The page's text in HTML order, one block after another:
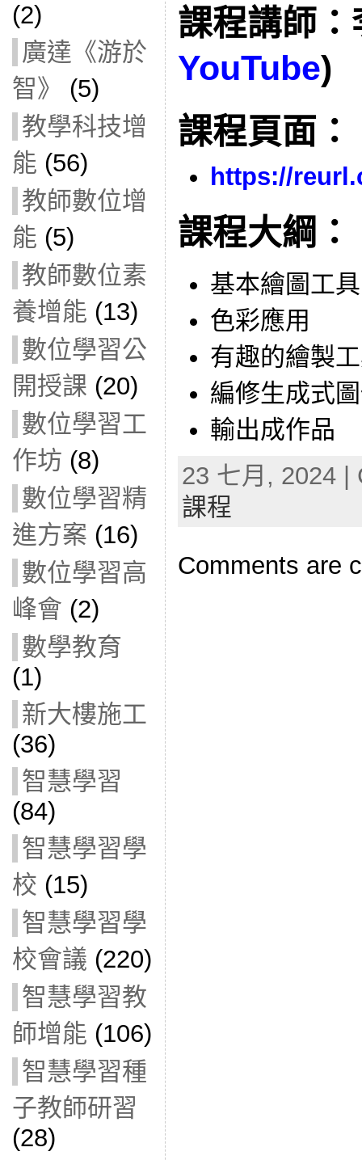
(2)
廣達《游於
智》
(5)
教學科技增
能 (56)
教師數位增
能 (5)
教師數位素
養增能 (13)
數位學習公
開授課 (20)
數位學習工
作坊 (8)
數位學習精
進方案 (16)
數位學習高
峰會 (2)
數學教育
(1)
新大樓施工
(36)
智慧學習
(84)
智慧學習學
校 (15)
智慧學習學
校會議 (220)
智慧學習教
師增能 (106)
智慧學習種
子教師研習
(28)
課程講師
YouTube)
課程頁面：
https://
課程大綱：
基本繪圖工具
色彩應用
有趣的繪製
編修生成式
輸出成作品
23 七月, 2024 |
課程
Comments are